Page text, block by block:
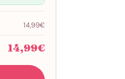
14,99€
14,99€